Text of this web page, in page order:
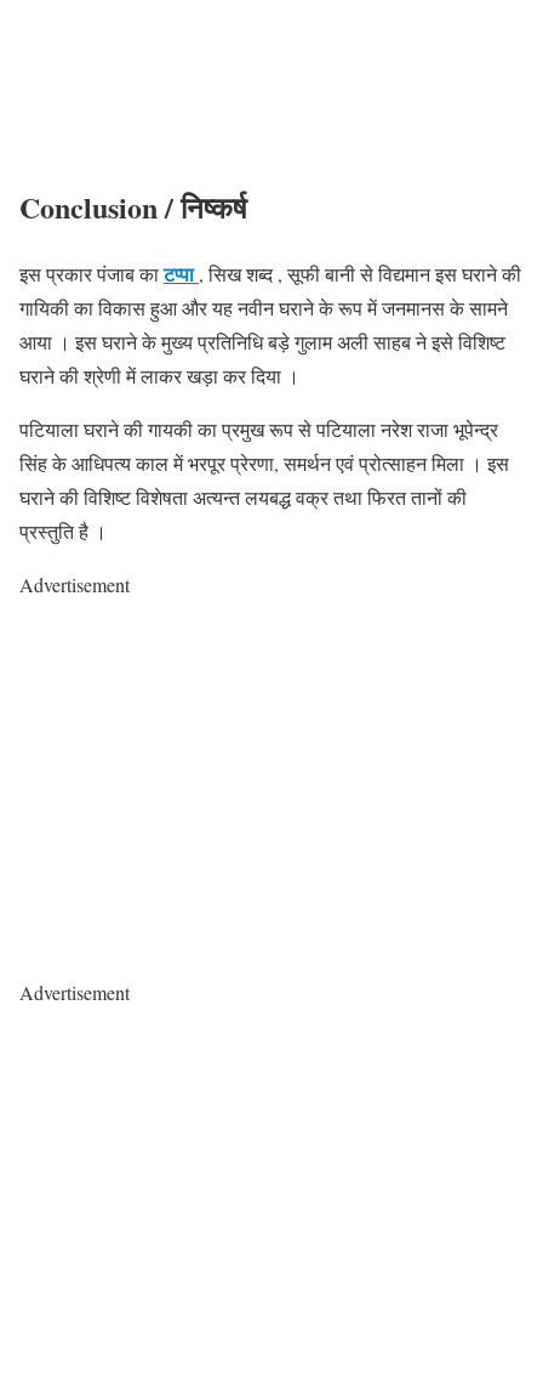
Conclusion / निष्कर्ष
इस प्रकार पंजाब काटप्पा, सिख शब्द , सूफी बानी से विद्यमान इस घराने की
गायिकी का विकास हुआ और यह नवीन घराने के रूप में जनमानस के सामने
आया । इस घराने के मुख्य प्रतिनिधि बड़े गुलाम अली साहब ने इसे विशिष्ट
घराने की श्रेणी में लाकर खड़ा कर दिया ।
पटियाला घराने की गायकी का प्रमुख रूप से पटियाला नरेश राजा भूपेन्द्र
सिंह के आधिपत्य काल में भरपूर प्रेरणा, समर्थन एवं प्रोत्साहन मिला । इस
घराने की विशिष्ट विशेषता अत्यन्त लयबद्ध वक्र तथा फिरत तानों की
प्रस्तुति है ।
Advertisement
Advertisement